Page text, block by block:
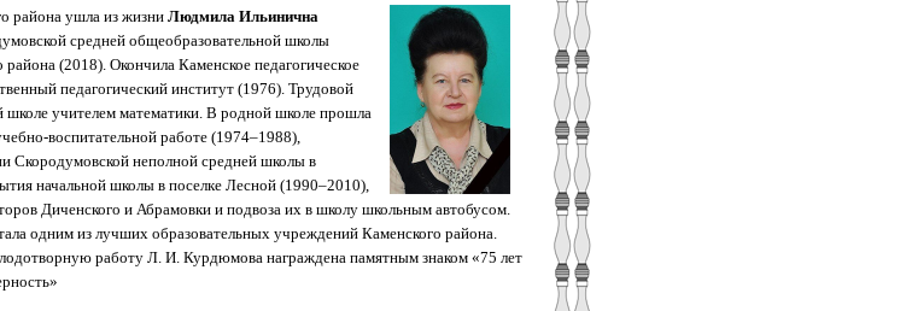
района ушла из жизни Людмила Ильинична
средней общеобразовательной школы
(2018). Окончила Каменское педагогическое
педагогический институт (1976). Трудовой
школе учителем математики. В родной школе прошла
воспитательной работе (1974–1988),
Скородумовской неполной средней школы в
начальной школы в поселке Лесной (1990–2010),
Диченского и Абрамовки и подвоза их в школу школьным автобусом.
одним из лучших образовательных учреждений Каменского района.
работу Л. И. Курдюмова награждена памятным знаком «75 лет